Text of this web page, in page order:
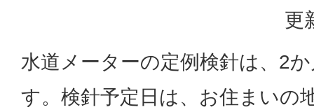
更
水道メーターの定例検針は、2
す。検針予定日は、お住まいの